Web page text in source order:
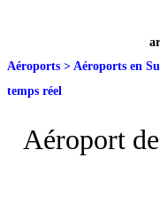
Aéroports > Aéroports en
temps réel
Aéroport